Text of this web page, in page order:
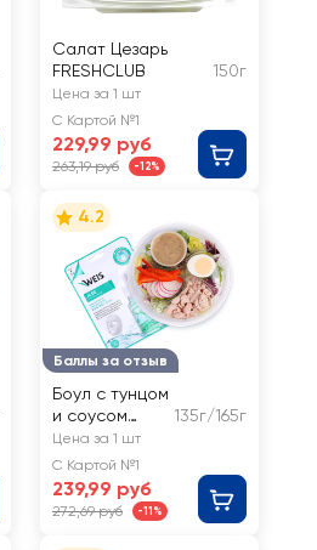
Салат Цезарь
FRESHCLUB
150г
Цена за 1 шт
С Картой №1
229,99 руб
263,19 руб -12%
Баллы за отзыв
4.2
Боул с тунцом
и соусом
чили-лайм
ЛЕНТА FRESH,
135г/165г
135г/165г
Цена за 1 шт
С Картой №1
239,99 руб
272,69 руб -11%